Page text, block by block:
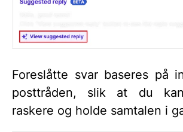
Foreslåtte svar baseres på
posttråden, slik at du
raskere og holde samtalen i